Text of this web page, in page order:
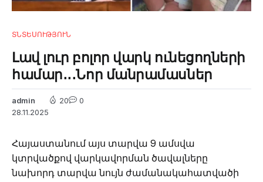
ՏՆՏԵՍՈՒԹՅՈՒՆ
Լավ լուր բոլոր վարկ ունեցողների
համար․․․Նոր մանրամասներ
admin
28.11.2025
20 0
Հայաստանում այս տարվա 9 ամսվա
կտրվածքով վարկավորման ծավալները
նախորդ տարվա նույն ժամանակահատվածի